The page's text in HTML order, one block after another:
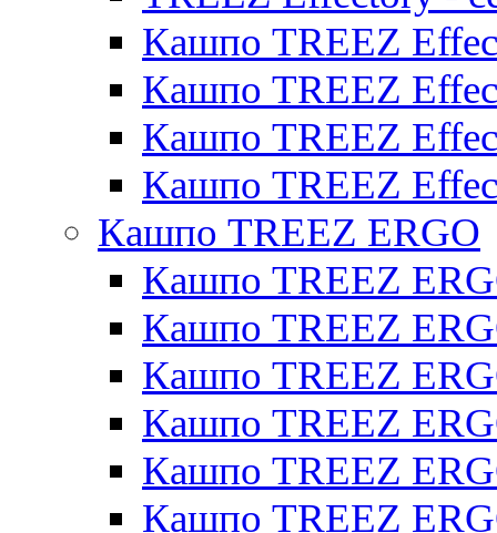
Кашпо TREEZ
Кашпо TREEZ
Кашпо TREEZ
Кашпо TREEZ
Кашпо TREEZ ERGO
Кашпо TREEZ
Кашпо TREEZ
Кашпо TREEZ
Кашпо TREEZ
Кашпо TREEZ
Кашпо TREEZ